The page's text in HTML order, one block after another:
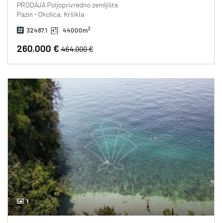
PRODAJAPoljoprivredno zemljište
Pazin - Okolica, Kršikla
32487.1 44000m2
260.000 €464.000 €
1